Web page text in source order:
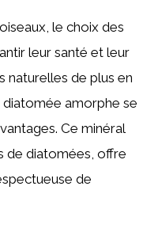
le choix des
leur santé et leur
naturelles de plus en
amorphe se
Ce minéral
de diatomées, offre
de